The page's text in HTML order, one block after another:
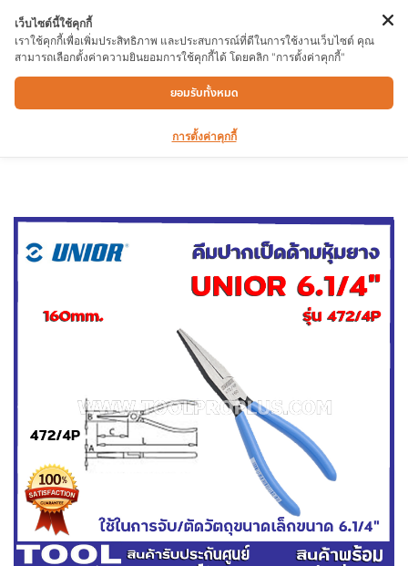
คีมปากเป็ดด้ามหุ้มยาง UNIOR 472/4P
160mm. (471) ชุปเเข็งตามมาตรฐาน
เว็บไซต์นี้ใช้คุกกี้
เราใช้คุกกี้เพื่อเพิ่มประสิทธิภาพ และประสบการณ์ที่ดีในการใช้งานเว็บไซต์ คุณ
สามารถเลือกตั้งค่าความยินยอมการใช้คุกกี้ได้ โดยคลิก "การตั้งค่าคุกกี้"
ยอมรับทั้งหมด
การตั้งค่าคุกกี้